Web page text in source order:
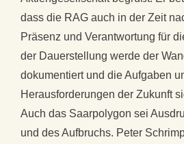
dass die RAG auch in der Zeit
Präsenz und Verantwortung für
der Dauerstellung werde der
dokumentiert und die Aufgaben
Herausforderungen der Zukunft
Auch das Saarpolygon sei
und des Aufbruchs. Peter